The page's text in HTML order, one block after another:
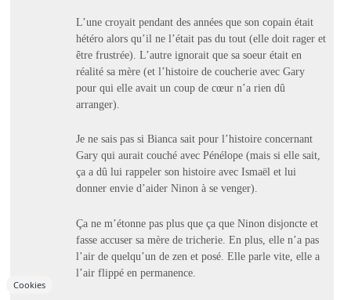
L’une croyait pendant des années que son copain était
hétéro alors qu’il ne l’était pas du tout (elle doit rager et
être frustrée). L’autre ignorait que sa soeur était en
réalité sa mère (et l’histoire de coucherie avec Gary
pour qui elle avait un coup de cœur n’a rien dû
arranger).
Je ne sais pas si Bianca sait pour l’histoire concernant
Gary qui aurait couché avec Pénélope (mais si elle sait,
ça a dû lui rappeler son histoire avec Ismaël et lui
donner envie d’aider Ninon à se venger).
Ça ne m’étonne pas plus que ça que Ninon disjoncte et
fasse accuser sa mère de tricherie. En plus, elle n’a pas
l’air de quelqu’un de zen et posé. Elle parle vite, elle a
l’air flippé en permanence.
Cookies